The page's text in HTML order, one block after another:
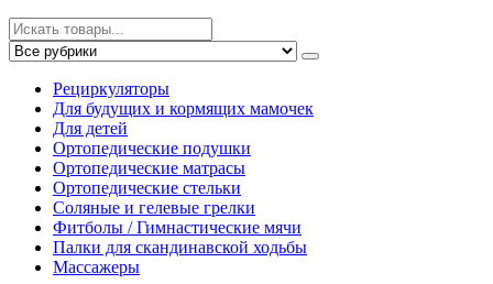
Рециркуляторы
Для будущих и кормящих мамочек
Для детей
Ортопедические подушки
Ортопедические матрасы
Ортопедические стельки
Соляные и гелевые грелки
Фитболы / Гимнастические мячи
Палки для скандинавской ходьбы
Массажеры